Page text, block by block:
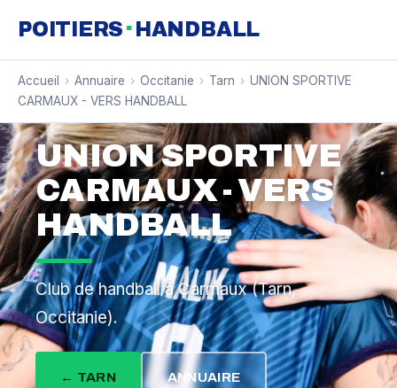
POITIERS · HANDBALL
Accueil › Annuaire › Occitanie › Tarn › UNION SPORTIVE
CARMAUX - VERS HANDBALL
UNION SPORTIVE
CARMAUX - VERS
HANDBALL
Club de handball à Carmaux (Tarn,
Occitanie).
← TARN ANNUAIRE